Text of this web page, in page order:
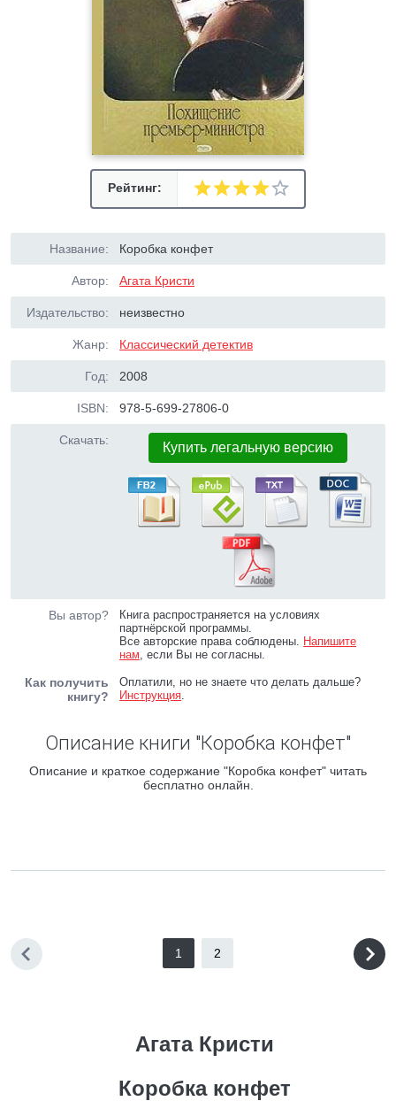
Рейтинг:
Название: Коробка конфет
Автор: Агата Кристи
Издательство: неизвестно
Жанр: Классический детектив
Год: 2008
ISBN: 978-5-699-27806-0
Скачать: Купить легальную версию
Вы автор?
Книга распространяется на условиях
партнёрской программы.
Все авторские права соблюдены. Напишите
нам, если Вы не согласны.
Как получить
книгу?
Оплатили, но не знаете что делать дальше?
Инструкция.
Описание книги "Коробка конфет"
Описание и краткое содержание "Коробка конфет" читать
бесплатно онлайн.
1 2
Агата Кристи
Коробка конфет